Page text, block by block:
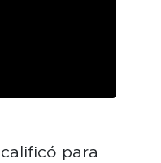
para